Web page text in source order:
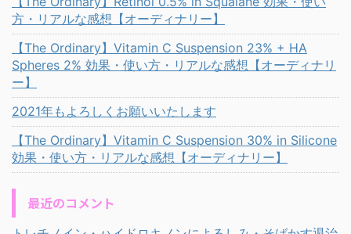
方・リアルな感想【オーディナリー】
【The Ordinary】Vitamin C Suspension 23% + HA
Spheres 2% 効果・使い方・リアルな感想【オーディナリ
ー】
2021年もよろしくお願いいたします
【The Ordinary】Vitamin C Suspension 30% in Silicone
効果・使い方・リアルな感想【オーディナリー】
最近のコメント